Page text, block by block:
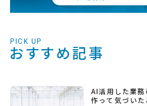
PICK UP
おすすめ記事
AI活用した業務
作って気づいた